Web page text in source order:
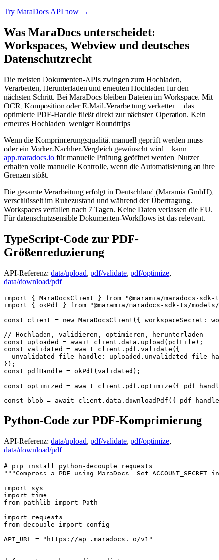
Try MaraDocs API now →
Was MaraDocs unterscheidet:
Workspaces, Webview und deutsches
Datenschutzrecht
Die meisten Dokumenten-APIs zwingen zum Hochladen,
Verarbeiten, Herunterladen und erneuten Hochladen für den
nächsten Schritt. Bei MaraDocs bleiben Dateien im Workspace. Mit
OCR, Komposition oder E-Mail-Verarbeitung verketten – das
optimierte PDF-Handle fließt direkt zur nächsten Operation. Kein
erneutes Hochladen, weniger Roundtrips.
Wenn die Komprimierungsqualität manuell geprüft werden muss –
oder ein Vorher-Nachher-Vergleich gewünscht wird – kann
app.maradocs.io für manuelle Prüfung geöffnet werden. Nutzer
erhalten volle manuelle Kontrolle, wenn die Automatisierung an ihre
Grenzen stößt.
Die gesamte Verarbeitung erfolgt in Deutschland (Maramia GmbH),
verschlüsselt im Ruhezustand und während der Übertragung.
Workspaces verfallen nach 7 Tagen. Keine Daten verlassen die EU.
Für datenschutzsensible Dokumenten-Workflows ist das relevant.
TypeScript-Code zur PDF-
Größenreduzierung
API-Referenz: data/upload, pdf/validate, pdf/optimize,
data/download/pdf
import { MaraDocsClient } from
"@maramia/maradocs-
import { okPdf } from
"@maramia/maradocs-sdk-ts/
const client = new MaraDocsClient ({ workspaceSecret :
// Hochladen, validieren, optimieren, herunterladen
const uploaded = await client. data . upload
const validated = await client. pdf . validate ({
unvalidated_file_handle : uploaded.
const pdfHandle = okPdf (validated);
const optimized = await client. pdf . optimize ({
const blob = await client. data . downloadPdf ({ pdf_handle
Python-Code zur PDF-Komprimierung
API-Referenz: data/upload, pdf/validate, pdf/optimize,
data/download/pdf
# pip install python-decouple requests
"""Compress a PDF using MaraDocs. Set
import
import
from pathlib import Path
import
from decouple import config
API_URL =
"https://api.maradocs.io/v1"